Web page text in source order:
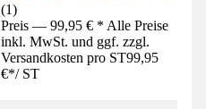
(1)
Preis — 99,95 € * Alle Preise
inkl. MwSt. und ggf. zzgl.
Versandkosten pro ST99,95
€*/ ST